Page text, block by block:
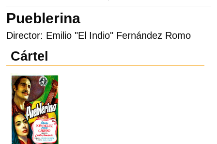
Pueblerina
Director: Emilio "El Indio" Fernández Romo
Cártel